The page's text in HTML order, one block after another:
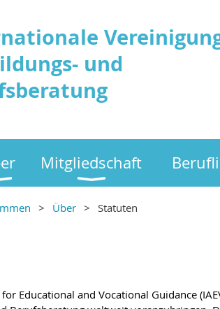
und
Mitgliedschaft
Über Statuten
Educational and Vocational Guidance